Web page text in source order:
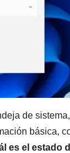
de
básica,
es el estado